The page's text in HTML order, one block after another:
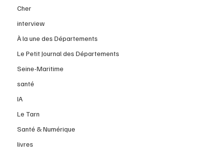
Cher
interview
À la une des Départements
Le Petit Journal des Départements
Seine-Maritime
santé
IA
Le Tarn
Santé & Numérique
livres